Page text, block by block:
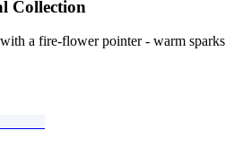
Collection
a fire-flower pointer - warm sparks